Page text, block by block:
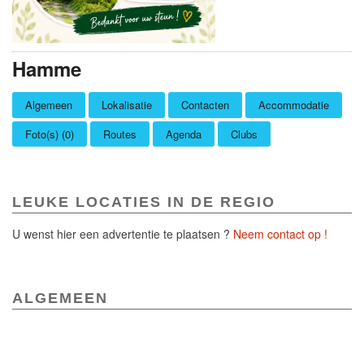
Hamme
Algemeen Lokalisatie Contacten
Accommodatie
Foto(s) (0)
Routes Agenda Clubs
LEUKE LOCATIES IN DE REGIO
U wenst hier een advertentie te plaatsen ? Neem contact op !
ALGEMEEN